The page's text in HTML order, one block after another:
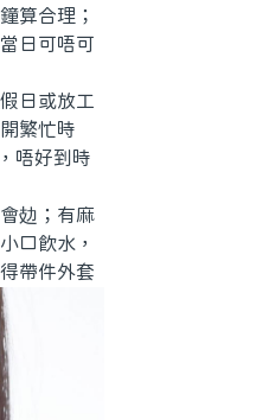
算合理；
日可唔可
日或放工
繁忙時
唔好到時
攰；有麻
口飲水，
帶件外套